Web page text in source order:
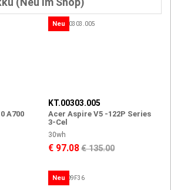
A700
Neu
KT.00303.005
Acer Aspire V5 -122P Series
3-Cel
30wh
€ 97.08€ 135.00
Neu